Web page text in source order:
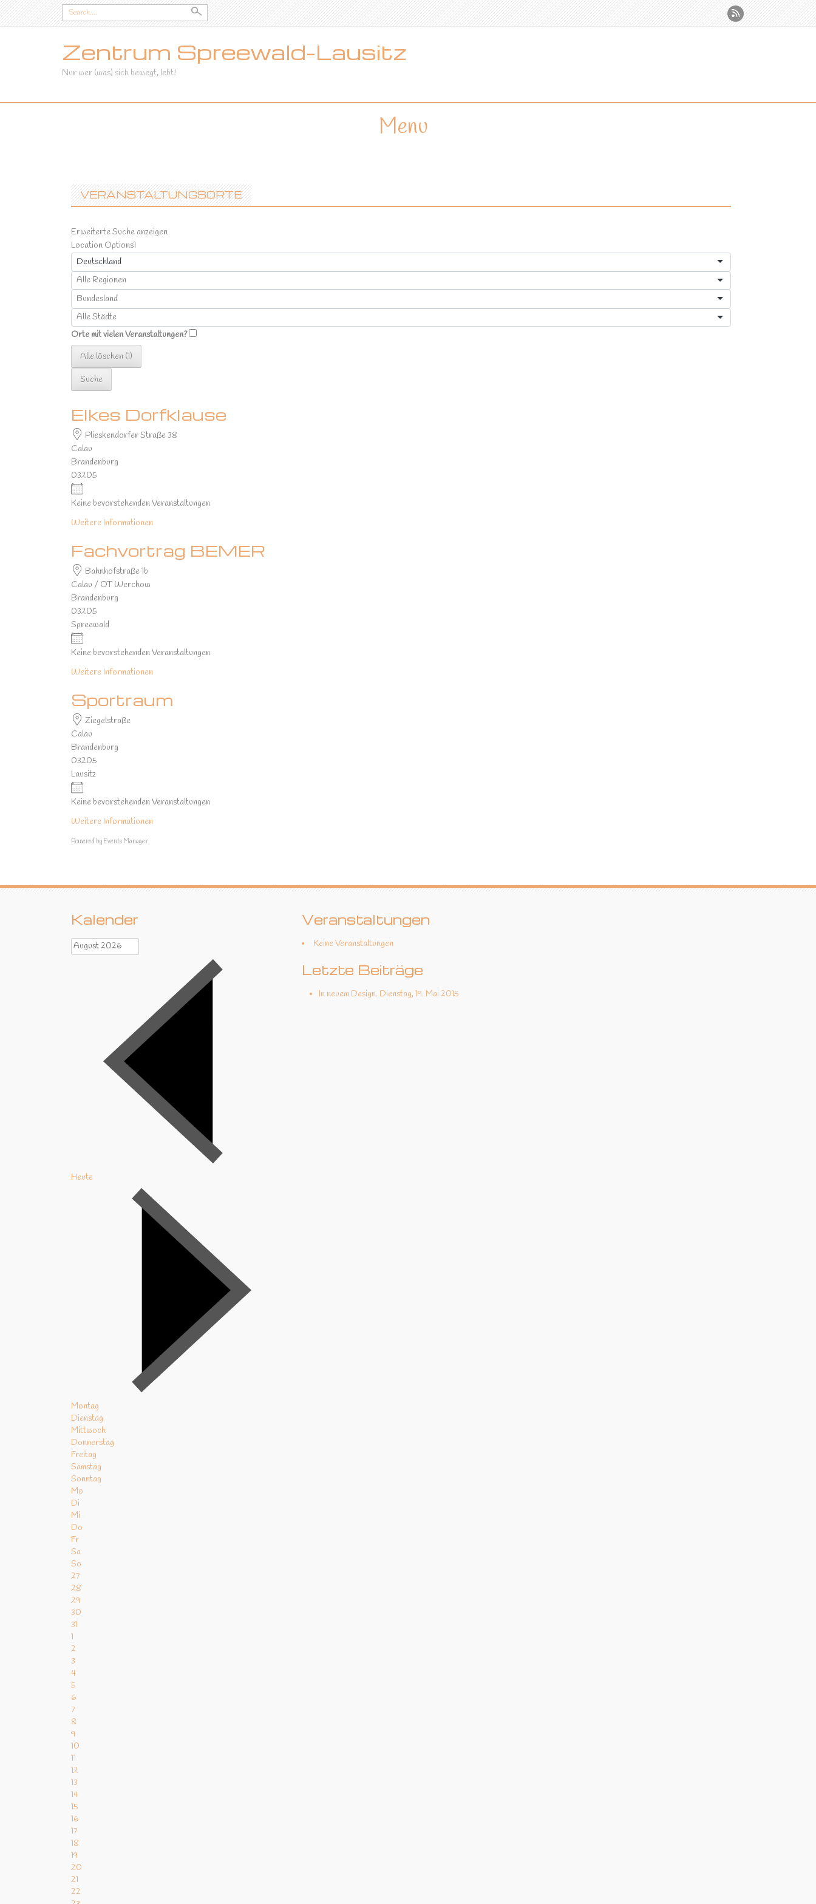
Search
for:
Zentrum Spreewald-Lausitz
Nur wer (was) sich bewegt, lebt!
Menu
VERANSTALTUNGSORTE
Erweiterte Suche anzeigen
Location Options1
Land
Deutschland
Region
Bundesland
Ort
Orte mit vielen Veranstaltungen?
Alle löschen (1)
Suche
Elkes Dorfklause
Plieskendorfer Straße 38
Calau
Brandenburg
03205
Keine bevorstehenden Veranstaltungen
Weitere Informationen
Fachvortrag BEMER
Bahnhofstraße 1b
Calau / OT Werchow
Brandenburg
03205
Spreewald
Keine bevorstehenden Veranstaltungen
Weitere Informationen
Sportraum
Ziegelstraße
Calau
Brandenburg
03205
Lausitz
Keine bevorstehenden Veranstaltungen
Weitere Informationen
Powered by Events Manager
Kalender
Heute
Montag
Dienstag
Mittwoch
Donnerstag
Freitag
Samstag
Sonntag
Mo
Di
Mi
Do
Fr
Sa
So
27
28
29
30
31
1
2
3
4
5
6
7
8
9
10
11
12
13
14
15
16
17
18
19
20
21
22
Veranstaltungen
Keine Veranstaltungen
Letzte Beiträge
In neuem Design. Dienstag, 19. Mai 2015